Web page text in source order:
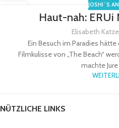
JOSHI´S
Haut-nah:
Elisabeth
Ein Besuch im Paradies
Filmkulisse von „The Beach“
machte Jure
NÜTZLICHE LINKS